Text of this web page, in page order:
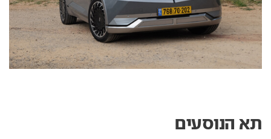
תא הנוסעים